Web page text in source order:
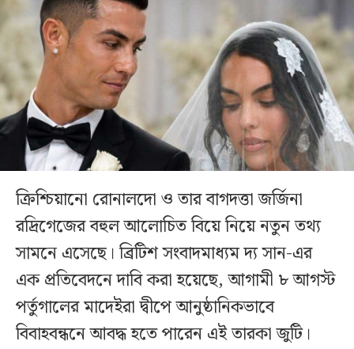
ক্রিশ্চিয়ানো রোনালদো ও তার বাগদত্তা জর্জিনা
রদ্রিগেজের বহুল আলোচিত বিয়ে নিয়ে নতুন তথ্য
সামনে এসেছে। ব্রিটিশ সংবাদমাধ্যম দ্য সান-এর
এক প্রতিবেদনে দাবি করা হয়েছে, আগামী ৮ আগস্ট
পর্তুগালের মাদেইরা দ্বীপে আনুষ্ঠানিকভাবে
বিবাহবন্ধনে আবদ্ধ হতে পারেন এই তারকা জুটি।